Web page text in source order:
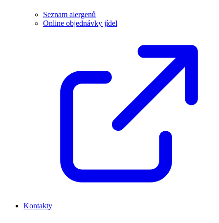
Seznam alergenů
Online objednávky jídel
Kontakty